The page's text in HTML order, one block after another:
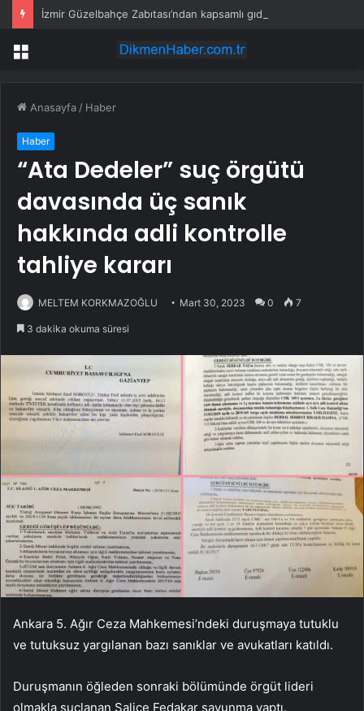
İzmir Güzelbahçe Zabıtası’ndan kapsamlı gıda denetimi
Menü
Anasayfa / Haber
Haber
“Ata Dedeler” suç örgütü
davasında üç sanık
hakkında adli kontrolle
tahliye kararı
MELTEM KORKMAZOĞLU Mart 30, 2023 0 7
3 dakika okuma süresi
Ankara 5. Ağır Ceza Mahkemesi’ndeki duruşmaya tutuklu
ve tutuksuz yargılanan bazı sanıklar ve avukatları katıldı.
Duruşmanın öğleden sonraki bölümünde örgüt lideri
olmakla suçlanan Salice Fedakar savunma yaptı.